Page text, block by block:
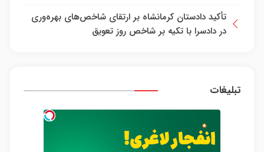
تأکید دادستان کرمانشاه بر ارتقای شاخص‌های بهره‌وری
در دادسرا با تکیه بر شاخص روز تعویق
تبلیغات